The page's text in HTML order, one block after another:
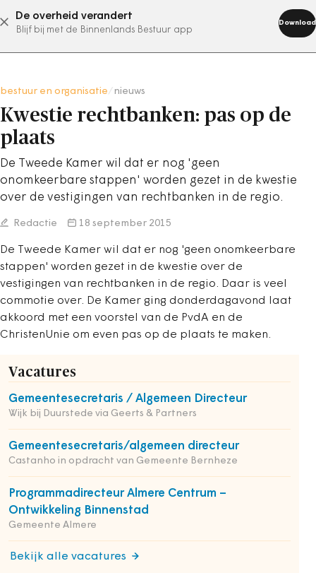
De overheid verandert
Blijf bij met de Binnenlands Bestuur app
Download
abonneer nu
bestuur en organisatie nieuws
Kwestie rechtbanken: pas op de
plaats
De Tweede Kamer wil dat er nog 'geen
onomkeerbare stappen' worden gezet in de kwestie
over de vestigingen van rechtbanken in de regio.
Redactie 18 september 2015
De Tweede Kamer wil dat er nog 'geen onomkeerbare
stappen' worden gezet in de kwestie over de
vestigingen van rechtbanken in de regio. Daar is veel
commotie over. De Kamer ging donderdagavond laat
akkoord met een voorstel van de PvdA en de
ChristenUnie om even pas op de plaats te maken.
Vacatures
Gemeentesecretaris / Algemeen Directeur
Wijk bij Duurstede via Geerts & Partners
Gemeentesecretaris/algemeen directeur
Castanho in opdracht van Gemeente Bernheze
Programmadirecteur Almere Centrum –
Ontwikkeling Binnenstad
Gemeente Almere
Bekijk alle vacatures